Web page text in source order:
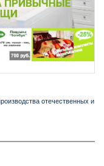
отечественных и